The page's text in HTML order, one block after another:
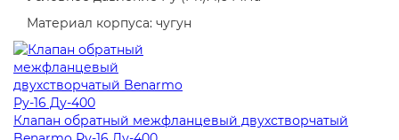
Материал корпуса: чугун
Клапан обратный межфланцевый двухстворчатый